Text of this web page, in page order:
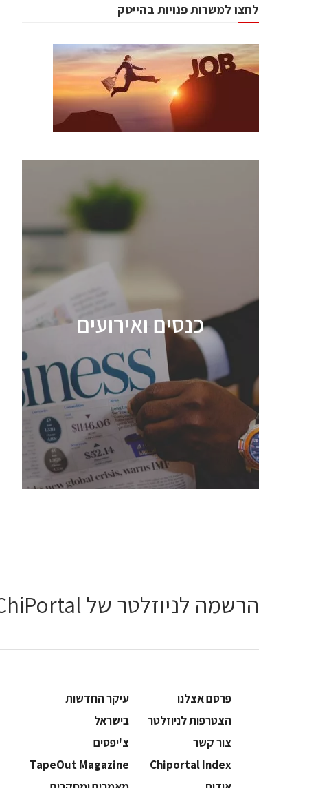
לחצו למשרות פנויות בהייטק
כנסים ואירועים
כנסים ואירועים
הסמיקונדקטור כולל מהנדסים, מומחים מקצועיים
ChipEx2026 will be held on May 12-13,
2026. The conference is intended for
everyone involved in the semiconductor
industry, including engineers, professional
experts, and senior executives.
לחץ לפרטים
הרשמה לניוזלטר של ChiPortal
פרסם אצלנו
עיקר החדשות
הצטרפות לניוזלטר
בישראל
צור קשר
צ'יפסים
Chiportal Index
TapeOut Magazine